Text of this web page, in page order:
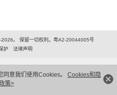
意我们使用Cookies。 Cookies和隐
策>
。 保留一切权利。粤A2-20044005号
护
法律声明